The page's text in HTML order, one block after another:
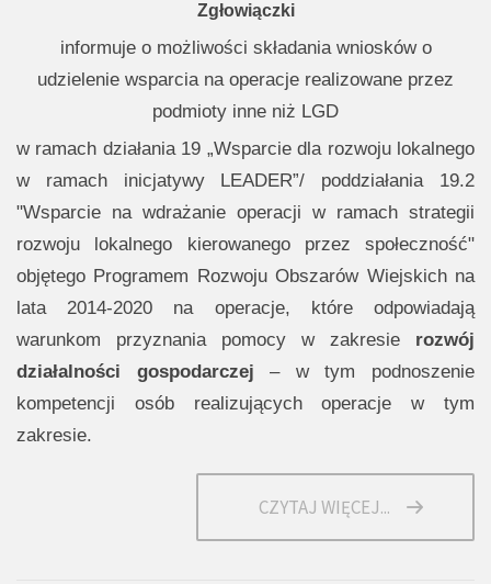
Zgłowiączki
informuje o możliwości składania wniosków o
udzielenie wsparcia na operacje realizowane przez
podmioty inne niż LGD
w ramach działania 19 „Wsparcie dla rozwoju lokalnego
w ramach inicjatywy LEADER”/ poddziałania 19.2
"Wsparcie na wdrażanie operacji w ramach strategii
rozwoju lokalnego kierowanego przez społeczność"
objętego Programem Rozwoju Obszarów Wiejskich na
lata 2014-2020 na operacje, które odpowiadają
warunkom przyznania pomocy w zakresie rozwój
działalności gospodarczej – w tym podnoszenie
kompetencji osób realizujących operacje w tym
zakresie.
CZYTAJ WIĘCEJ...